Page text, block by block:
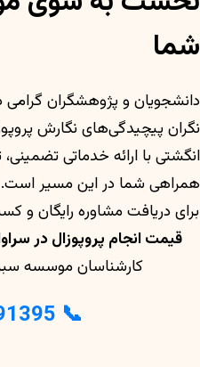
شما
دانشجویان و پژوهشگران گرامی
نگران پیچیدگی‌های نگارش
انگشتی با ارائه خدماتی
همراهی شما در این مسیر است.
برای دریافت مشاوره رایگان و
قیمت انجام پروپوزال در
کارشناسان موسسه
📞 09351591395